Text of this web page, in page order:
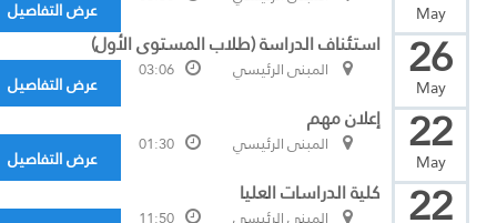
May عرض التفاصيل
26
May
استئناف الدراسة (طلاب المستوى الأول)
المبنى الرئيسي 03:06
عرض التفاصيل
22
May
إعلان مهم
المبنى الرئيسي 01:30
عرض التفاصيل
22 كلية الدراسات العليا
المبنى الرئيسي 11:50